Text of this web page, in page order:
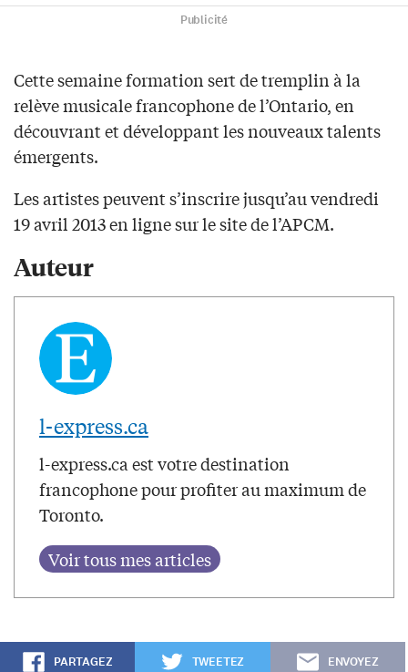
Publicité
Cette semaine formation sert de tremplin à la
relève musicale francophone de l’Ontario, en
découvrant et développant les nouveaux talents
émergents.
Les artistes peuvent s’inscrire jusqu’au vendredi
19 avril 2013 en ligne sur le site de l’APCM.
Auteur
l-express.ca
l-express.ca est votre destination
francophone pour profiter au maximum de
Toronto.
PARTAGEZ TWEETEZ ENVOYEZ